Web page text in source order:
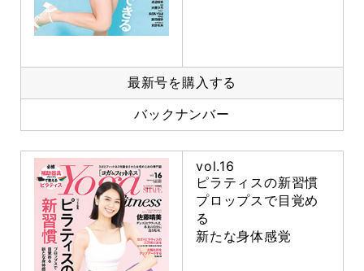
最新号を購入する
バックナンバー
vol.16
ピラティスの新習慣
プロップスで目覚め
る
新たな身体感覚